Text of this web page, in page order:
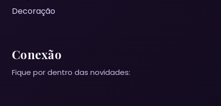
Decoração
Conexão
Fique por dentro das novidades: